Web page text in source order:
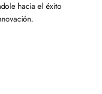
hacia el éxito